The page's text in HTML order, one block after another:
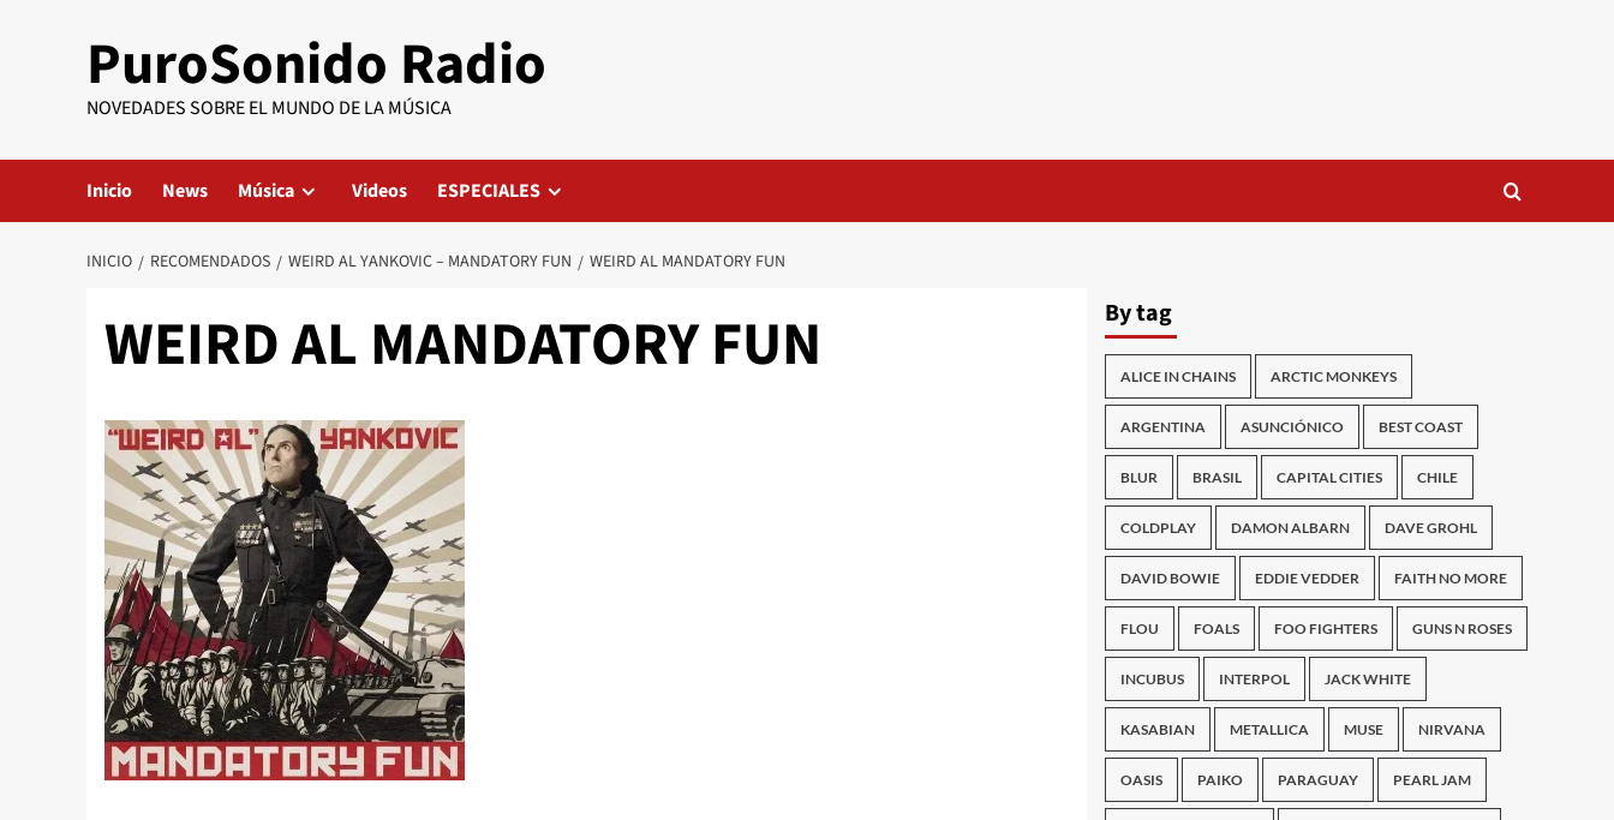
PuroSonido Radio
NOVEDADES SOBRE EL MUNDO DE LA MÚSICA
Inicio News Música Videos ESPECIALES
INICIO RECOMENDADOS WEIRD AL YANKOVIC – MANDATORY FUN WEIRD AL MANDATORY FUN
WEIRD AL MANDATORY FUN By tag
ALICE IN CHAINS ARCTIC MONKEYS
ARGENTINA ASUNCIÓNICO BEST COAST
BLUR BRASIL CAPITAL CITIES CHILE
COLDPLAY DAMON ALBARN DAVE GROHL
DAVID BOWIE EDDIE VEDDER FAITH NO MORE
FLOU FOALS FOO FIGHTERS GUNS N ROSES
INCUBUS INTERPOL JACK WHITE
KASABIAN METALLICA MUSE NIRVANA
OASIS PAIKO PARAGUAY PEARL JAM